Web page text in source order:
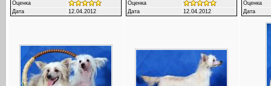
Оценка
Дата
12.04.2012
Оценка
Дата
12.04.2012
Оценка
Дата